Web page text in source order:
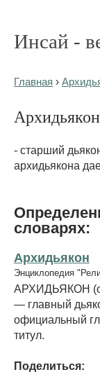
Инсай -
Главная ›
- старший
архидьякона
словарях:
Архидьякон
Энциклопедия
АРХИДЬЯКОН
— главный
официальный
титул.
Поделиться: